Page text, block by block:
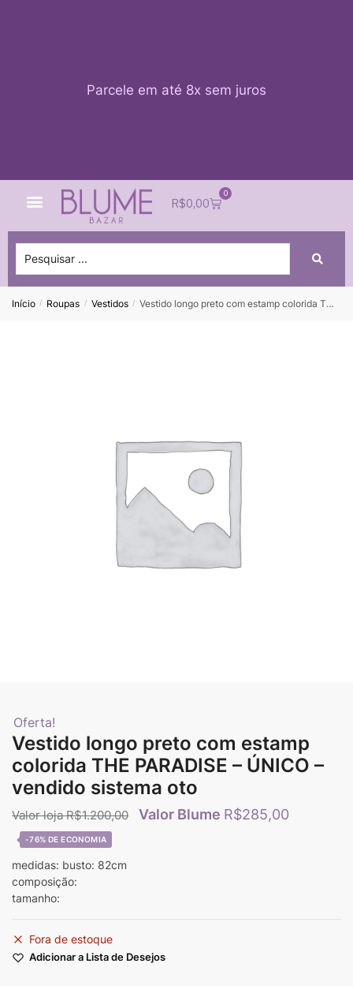
Parcele em até 8x sem juros
R$0,00
0
Início / Roupas / Vestidos / Vestido longo preto com estamp colorida THE PARADISE – ÚNICO – vendido sistema oto
Oferta!
Vestido longo preto com estamp
colorida THE PARADISE – ÚNICO –
vendido sistema oto
R$1.200,00 R$285,00
-76%
medidas: busto: 82cm
composição:
tamanho:
Fora de estoque
Adicionar a Lista de Desejos